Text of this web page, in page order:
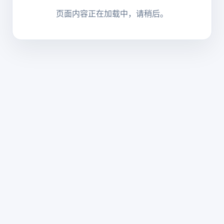
页面内容正在加载中，请稍后。